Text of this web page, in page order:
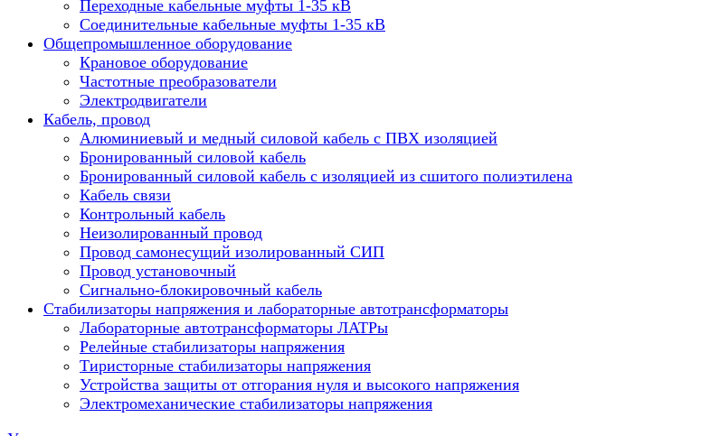
Переходные кабельные муфты 1-35 кВ
Соединительные кабельные муфты 1-35 кВ
Общепромышленное оборудование
Крановое оборудование
Частотные преобразователи
Электродвигатели
Кабель, провод
Алюминиевый и медный силовой кабель с ПВХ изоляцией
Бронированный силовой кабель
Бронированный силовой кабель с изоляцией из сшитого полиэтилена
Кабель связи
Контрольный кабель
Неизолированный провод
Провод самонесущий изолированный СИП
Провод установочный
Сигнально-блокировочный кабель
Стабилизаторы напряжения и лабораторные автотрансформаторы
Лабораторные автотрансформаторы ЛАТРы
Релейные стабилизаторы напряжения
Тиристорные стабилизаторы напряжения
Устройства защиты от отгорания нуля и высокого напряжения
Электромеханические стабилизаторы напряжения